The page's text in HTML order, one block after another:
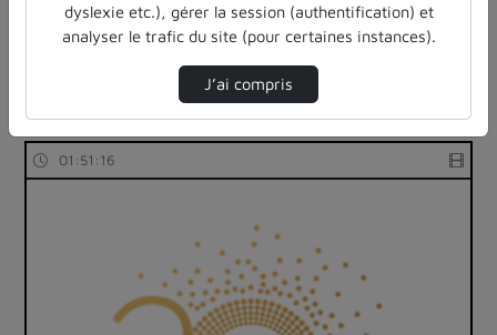
Filtres actifs (cliquer pour en retirer) :
Français
colloques-et-conferences atilf-en-video
atilf
atilf-en-video
3 vidéos trouvées
01:51:16
dyslexie etc.), gérer la session (authentification) et
analyser le trafic du site (pour certaines instances).
J’ai compris